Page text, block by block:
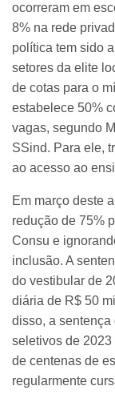
ocorreram em
8% na rede
política tem sido
setores da elite
de cotas para o
estabelece 50%
vagas, segundo
SSind. Para ele,
ao acesso ao
Em março deste
redução de 75%
Consu e
inclusão. A
do vestibular de
diária de R$ 50
disso, a
seletivos de
de centenas de
regularmente